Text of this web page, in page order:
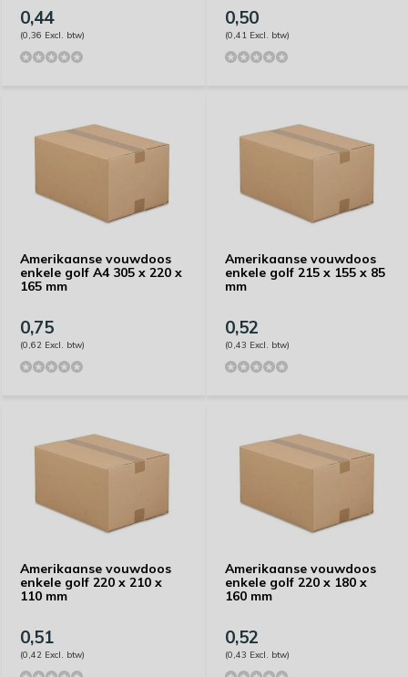
0,44
(0,36 Excl. btw)
0,50
(0,41 Excl. btw)
Amerikaanse vouwdoos
enkele golf A4 305 x 220 x
165 mm
0,75
(0,62 Excl. btw)
Amerikaanse vouwdoos
enkele golf 215 x 155 x 85
mm
0,52
(0,43 Excl. btw)
Amerikaanse vouwdoos
enkele golf 220 x 210 x
110 mm
0,51
(0,42 Excl. btw)
Amerikaanse vouwdoos
enkele golf 220 x 180 x
160 mm
0,52
(0,43 Excl. btw)